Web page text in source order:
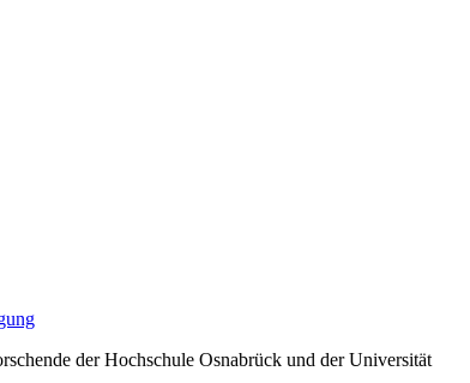
der Hochschule Osnabrück und der Universität